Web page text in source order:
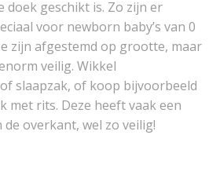
doek geschikt is. Zo zijn er
voor newborn baby’s van 0
zijn afgestemd op grootte, maar
veilig. Wikkel
slaapzak, of koop bijvoorbeeld
met rits. Deze heeft vaak een
overkant, wel zo veilig!